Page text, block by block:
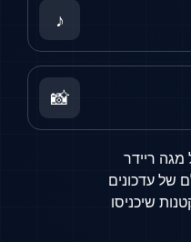
מגה ריידר
של עדכונים
שיכניסו
♪
📸